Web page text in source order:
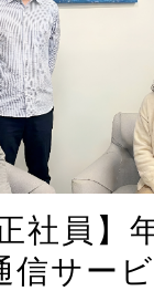
社員】
信サー